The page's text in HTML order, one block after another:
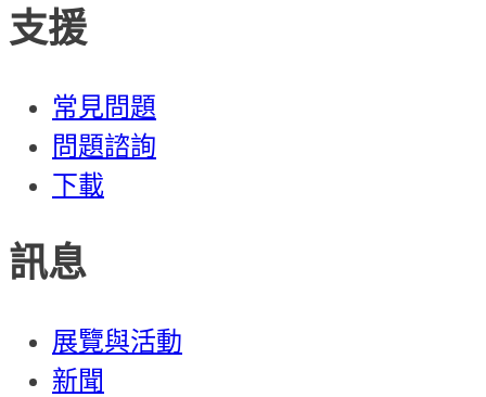
支援
常見問題
問題諮詢
下載
訊息
展覽與活動
新聞